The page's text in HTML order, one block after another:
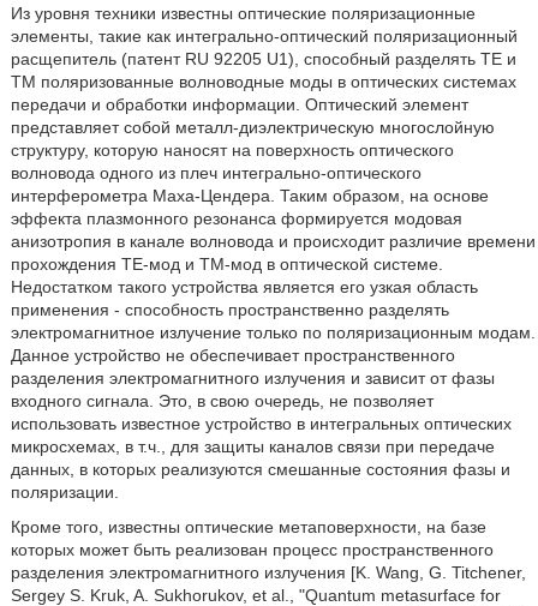
Из уровня техники известны оптические поляризационные
элементы, такие как интегрально-оптический поляризационный
расщепитель (патент RU 92205 U1), способный разделять ТЕ и
ТМ поляризованные волноводные моды в оптических системах
передачи и обработки информации. Оптический элемент
представляет собой металл-диэлектрическую многослойную
структуру, которую наносят на поверхность оптического
волновода одного из плеч интегрально-оптического
интерферометра Маха-Цендера. Таким образом, на основе
эффекта плазмонного резонанса формируется модовая
анизотропия в канале волновода и происходит различие времени
прохождения ТЕ-мод и ТМ-мод в оптической системе.
Недостатком такого устройства является его узкая область
применения - способность пространственно разделять
электромагнитное излучение только по поляризационным модам.
Данное устройство не обеспечивает пространственного
разделения электромагнитного излучения и зависит от фазы
входного сигнала. Это, в свою очередь, не позволяет
использовать известное устройство в интегральных оптических
микросхемах, в т.ч., для защиты каналов связи при передаче
данных, в которых реализуются смешанные состояния фазы и
поляризации.
Кроме того, известны оптические метаповерхности, на базе
которых может быть реализован процесс пространственного
разделения электромагнитного излучения [K. Wang, G. Titchener,
Sergey S. Kruk, A. Sukhorukov, et al., "Quantum metasurface for